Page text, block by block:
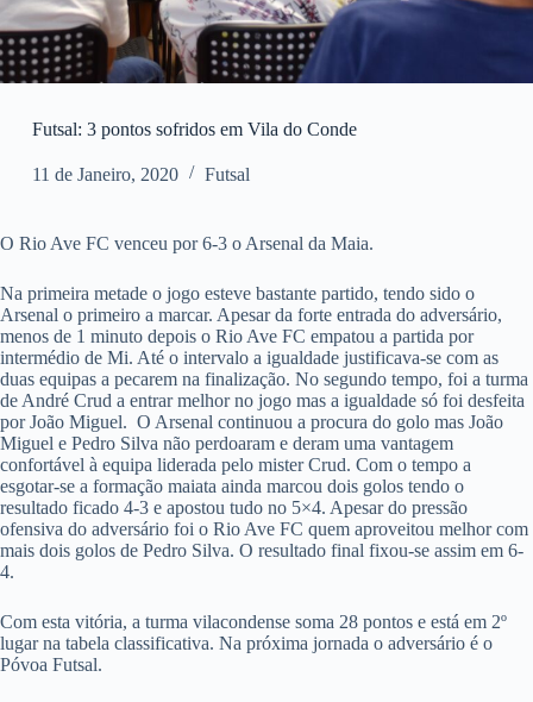
Futsal: 3 pontos sofridos em Vila do Conde
11 de Janeiro, 2020 Futsal
O Rio Ave FC venceu por 6-3 o Arsenal da Maia.
Na primeira metade o jogo esteve bastante partido, tendo sido o
Arsenal o primeiro a marcar. Apesar da forte entrada do adversário,
menos de 1 minuto depois o Rio Ave FC empatou a partida por
intermédio de Mi. Até o intervalo a igualdade justificava-se com as
duas equipas a pecarem na finalização. No segundo tempo, foi a turma
de André Crud a entrar melhor no jogo mas a igualdade só foi desfeita
por João Miguel. O Arsenal continuou a procura do golo mas João
Miguel e Pedro Silva não perdoaram e deram uma vantagem
confortável à equipa liderada pelo mister Crud. Com o tempo a
esgotar-se a formação maiata ainda marcou dois golos tendo o
resultado ficado 4-3 e apostou tudo no 5×4. Apesar do pressão
ofensiva do adversário foi o Rio Ave FC quem aproveitou melhor com
mais dois golos de Pedro Silva. O resultado final fixou-se assim em 6-
4.
Com esta vitória, a turma vilacondense soma 28 pontos e está em 2º
lugar na tabela classificativa. Na próxima jornada o adversário é o
Póvoa Futsal.